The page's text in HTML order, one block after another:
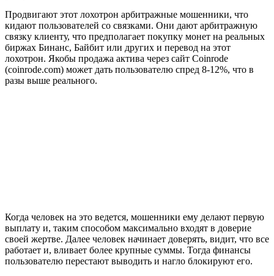
Продвигают этот лохотрон арбитражные мошенники, что
кидают пользователей со связками. Они дают арбитражную
связку клиенту, что предполагает покупку монет на реальных
биржах Бинанс, Байбит или других и перевод на этот
лохотрон. Якобы продажа актива через сайт Coinrode
(coinrode.com) может дать пользователю спред 8-12%, что в
разы выше реального.
Когда человек на это ведется, мошенники ему делают первую
выплату и, таким способом максимально входят в доверие
своей жертве. Далее человек начинает доверять, видит, что все
работает и, вливает более крупные суммы. Тогда финансы
пользователю перестают выводить и нагло блокируют его.